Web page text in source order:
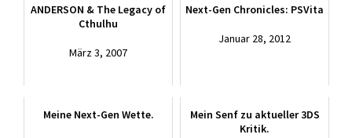
ANDERSON & The Legacy of
Cthulhu
März 3, 2007
Next-Gen Chronicles: PSVita
Januar 28, 2012
Meine Next-Gen Wette.
Mein Senf zu aktueller 3DS
Kritik.